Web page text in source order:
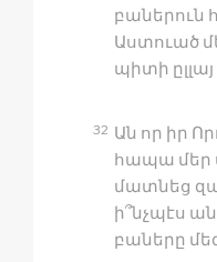
բաներուն
Աստուած
պիտի
32 Ան որ իր
հապա մեր
մատնեց
ի՞նչպէս
բաները